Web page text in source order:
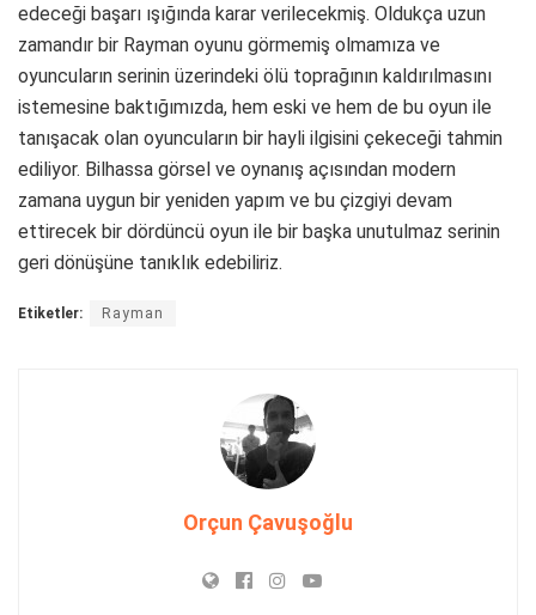
edeceği başarı ışığında karar verilecekmiş. Oldukça uzun
zamandır bir Rayman oyunu görmemiş olmamıza ve
oyuncuların serinin üzerindeki ölü toprağının kaldırılmasını
istemesine baktığımızda, hem eski ve hem de bu oyun ile
tanışacak olan oyuncuların bir hayli ilgisini çekeceği tahmin
ediliyor. Bilhassa görsel ve oynanış açısından modern
zamana uygun bir yeniden yapım ve bu çizgiyi devam
ettirecek bir dördüncü oyun ile bir başka unutulmaz serinin
geri dönüşüne tanıklık edebiliriz.
Etiketler: Rayman
Orçun Çavuşoğlu